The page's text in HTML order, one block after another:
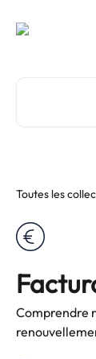
Toutes les
Comprendre